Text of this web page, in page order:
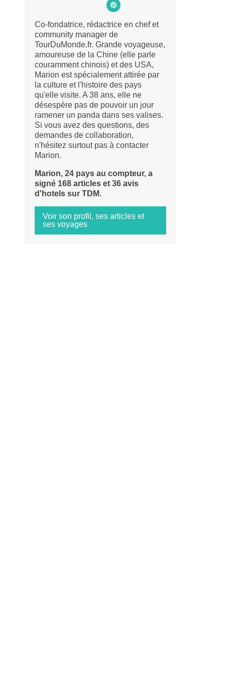
Co-fondatrice, rédactrice en chef et
community manager de
TourDuMonde.fr. Grande voyageuse,
amoureuse de la Chine (elle parle
couramment chinois) et des USA,
Marion est spécialement attirée par
la culture et l'histoire des pays
qu'elle visite. A 38 ans, elle ne
désespère pas de pouvoir un jour
ramener un panda dans ses valises.
Si vous avez des questions, des
demandes de collaboration,
n'hésitez surtout pas à contacter
Marion.
Marion, 24 pays au compteur, a
signé 168 articles et 36 avis
d'hotels sur TDM.
Voir son profil, ses articles et
ses voyages